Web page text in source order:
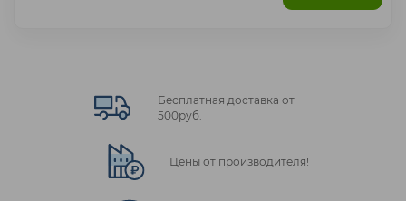
Бесплатная доставка от
500руб.
Цены от производителя!